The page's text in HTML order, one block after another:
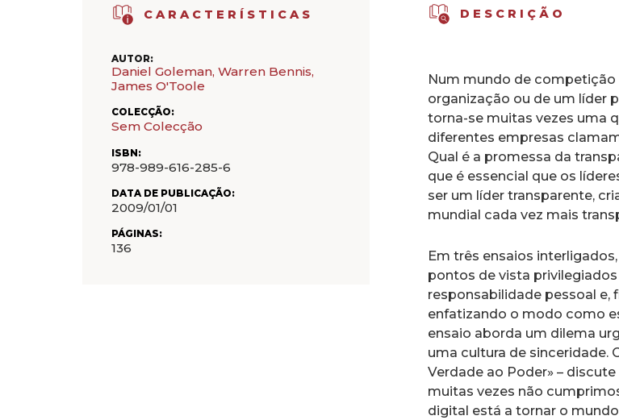
CARACTERÍSTICAS
AUTOR:
Daniel Goleman, Warren Bennis,
James O'Toole
COLECÇÃO:
Sem Colecção
ISBN:
978-989-616-285-6
DATA DE PUBLICAÇÃO:
2009/01/01
PÁGINAS:
136
DESCRIÇÃO
Num mundo de
organização ou de um líder
torna-se muitas vezes uma
diferentes empresas
Qual é a promessa da
que é essencial que os
ser um líder transparente,
mundial cada vez mais
Em três ensaios
pontos de vista
responsabilidade pessoal e,
enfatizando o modo como
ensaio aborda um dilema
uma cultura de sinceridade.
Verdade ao Poder» –
muitas vezes não
digital está a tornar o